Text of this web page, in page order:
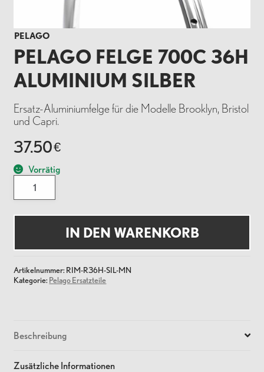
PELAGO
PELAGO FELGE 700C 36H
ALUMINIUM SILBER
Ersatz-Aluminiumfelge für die Modelle Brooklyn, Bristol
und Capri.
37.50€
Vorrätig
Pelago
Felge
700c
Aluminium
IN DEN WARENKORB
Artikelnummer: RIM-R36H-SIL-MN
Kategorie: Pelago Ersatzteile
Beschreibung
Zusätzliche Informationen